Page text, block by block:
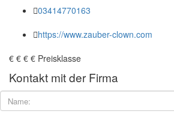
03414770163
https://www.zauber-clown.com
€ € € € Preisklasse
Kontakt mit der Firma